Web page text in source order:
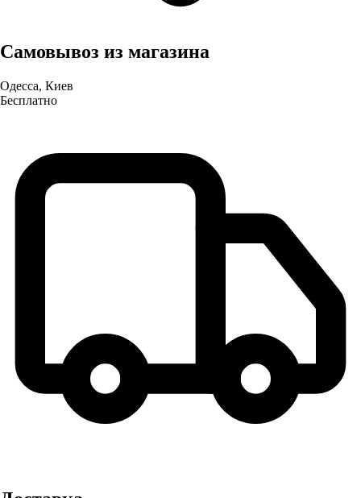
Самовывоз из магазина
Одесса, Киев
Бесплатно